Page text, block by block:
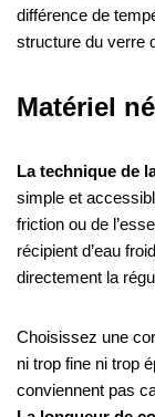
différence de
structure du verre
Matériel
La technique de
simple et
friction ou de
récipient d’eau
directement la
Choisissez une
ni trop fine ni trop
conviennent pas